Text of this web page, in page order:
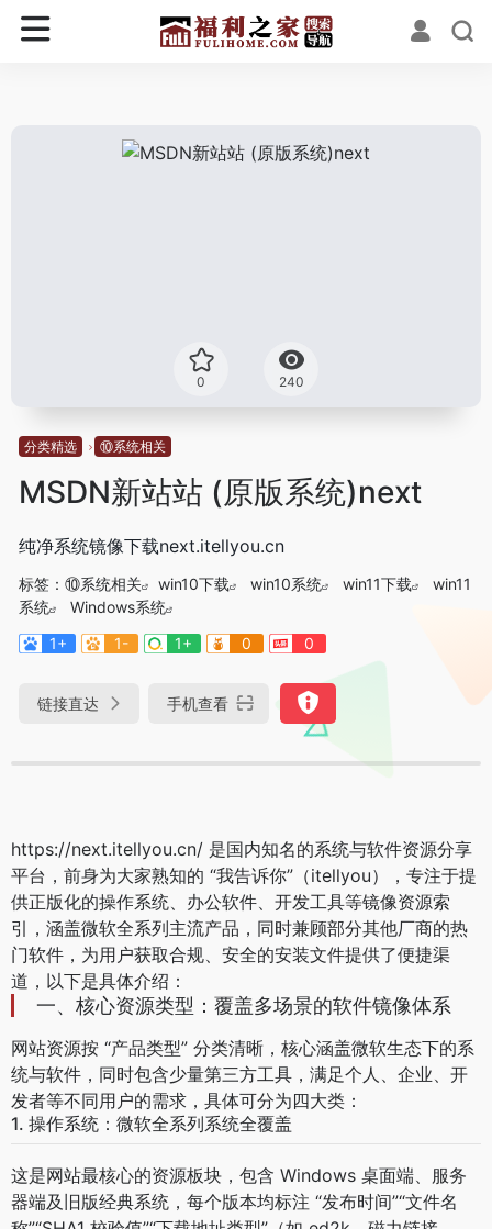
0 240
分类精选 ⑩系统相关
MSDN新站站 (原版系统)next
纯净系统镜像下载next.itellyou.cn
标签： ⑩系统相关 win10下载 win10系统 win11下载
win11
系统
Windows系统
1+
1- 1+ 0 0
链接直达 手机查看
https://next.itellyou.cn/ 是国内知名的系统与软件资源分享
平台，前身为大家熟知的 “我告诉你”（itellyou），专注于提
供正版化的操作系统、办公软件、开发工具等镜像资源索
引，涵盖微软全系列主流产品，同时兼顾部分其他厂商的热
门软件，为用户获取合规、安全的安装文件提供了便捷渠
道，以下是具体介绍：
一、核心资源类型：覆盖多场景的软件镜像体系
网站资源按 “产品类型” 分类清晰，核心涵盖微软生态下的系
统与软件，同时包含少量第三方工具，满足个人、企业、开
发者等不同用户的需求，具体可分为四大类：
1. 操作系统：微软全系列系统全覆盖
这是网站最核心的资源板块，包含 Windows 桌面端、服务
器端及旧版经典系统，每个版本均标注 “发布时间”“文件名